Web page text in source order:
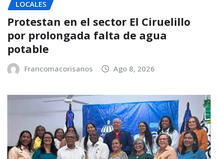
LOCALES
Protestan en el sector El Ciruelillo
por prolongada falta de agua
potable
Francomacorisanos Ago 8, 2026